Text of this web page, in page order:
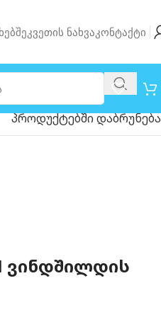
Შეკვეთის ᲜახვაᲙონტაქტი
პროდუქტებში დაბრუნება
ᲕᲘᲜᲓᲨᲘᲚᲓᲘᲡ